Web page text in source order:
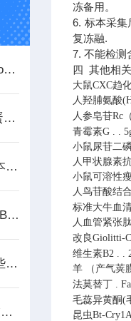
冻备用。
6. 标本采
复冻融.
7. 不能检测
四 其他相关
大鼠CXC趋
人羟脯氨酸
人参皂苷
青霉素G . .
小鼠尿苷二
人甲状腺素
小鼠可溶性
人鸟苷酸结
标准大牛血
人血管紧张
改良Giolitti-
维生素B2 . .
羊 （产气荚
法莫替丁 .
毛蕊异黄
昆虫Bt-
牛副结核（paratuberculosis） ELISA试剂盒说明书
人嗜酸性粒细胞阳离子蛋白（ECP） ELISA检测试剂盒说明书
白介素Elisa试剂盒的标本、收集和贮运
人百日咳杆菌IgM抗体（BP-IgM） ELISA检测试剂盒说明书
标本对Elisa试剂盒有哪些影响？
ELISA试剂盒检测出现灰区的原因分析